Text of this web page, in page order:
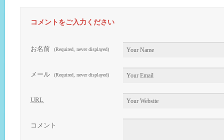
コメントをご入力ください
お名前 (Required, never displayed)
メール (Required, never displayed)
URL
コメント